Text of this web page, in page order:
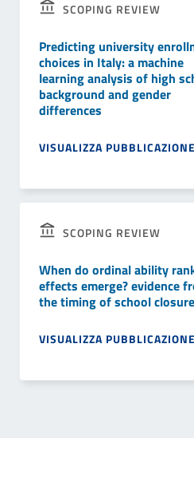
SCOPING REVIEW
Predicting university
choices in Italy: a machine
learning analysis of high
background and gender
differences
VISUALIZZA PUBBLICAZIONE
SCOPING REVIEW
When do ordinal ability
effects emerge? evidence
the timing of school
VISUALIZZA PUBBLICAZIONE